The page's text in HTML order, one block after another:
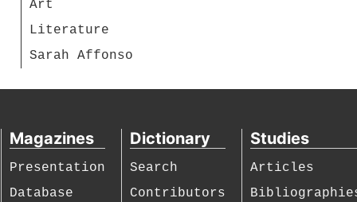
Art
Literature
Sarah Affonso
Magazines
Presentation
Database
Dictionary
Search
Contributors
Studies
Articles